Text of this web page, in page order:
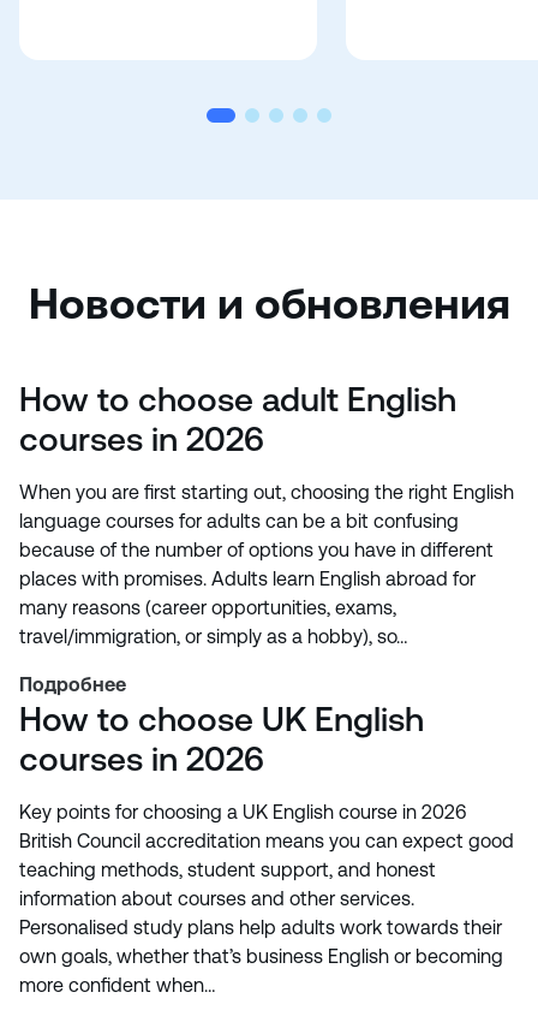
Новости и обновления
How to choose adult English
courses in 2026
When you are first starting out, choosing the right English
language courses for adults can be a bit confusing
because of the number of options you have in different
places with promises. Adults learn English abroad for
many reasons (career opportunities, exams,
travel/immigration, or simply as a hobby), so…
Подробнее
How to choose UK English
courses in 2026
Key points for choosing a UK English course in 2026
British Council accreditation means you can expect good
teaching methods, student support, and honest
information about courses and other services.
Personalised study plans help adults work towards their
own goals, whether that’s business English or becoming
more confident when…